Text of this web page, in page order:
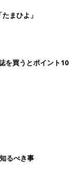
まひよ」
を買うとポイント10
るべき事